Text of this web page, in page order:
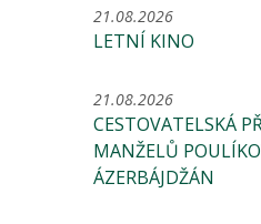
21.08.2026
LETNÍ KINO
21.08.2026
CESTOVATELSKÁ
MANŽELŮ
ÁZERBÁJDŽÁN